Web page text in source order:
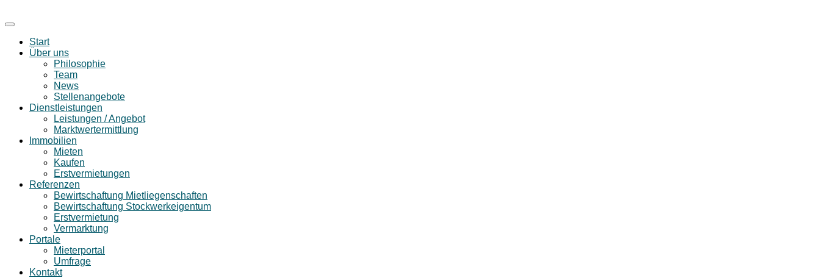
Start
Über uns
Philosophie
Team
News
Stellenangebote
Dienstleistungen
Leistungen / Angebot
Marktwertermittlung
Immobilien
Mieten
Kaufen
Erstvermietungen
Referenzen
Bewirtschaftung Mietliegenschaften
Bewirtschaftung Stockwerkeigentum
Erstvermietung
Vermarktung
Portale
Mieterportal
Umfrage
Kontakt